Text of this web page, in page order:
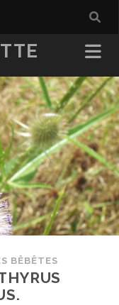
BÊBÊTES